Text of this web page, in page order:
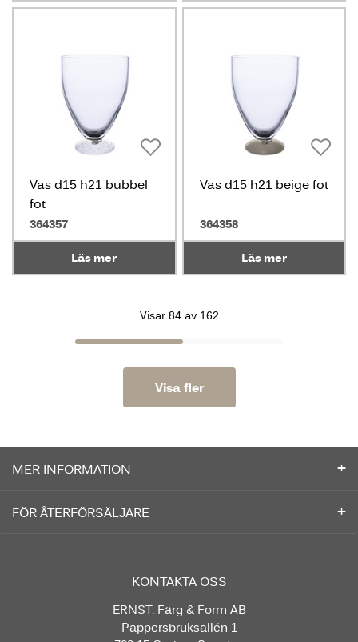
Vas d15 h21 bubbel
fot
364357
Läs mer
Vas d15 h21 beige fot
364358
Läs mer
Visar 84 av 162
Visa fler
MER INFORMATION
FÖR ÅTERFÖRSÄLJARE
KONTAKTA OSS
ERNST. Färg & Form AB
Pappersbruksallén 1